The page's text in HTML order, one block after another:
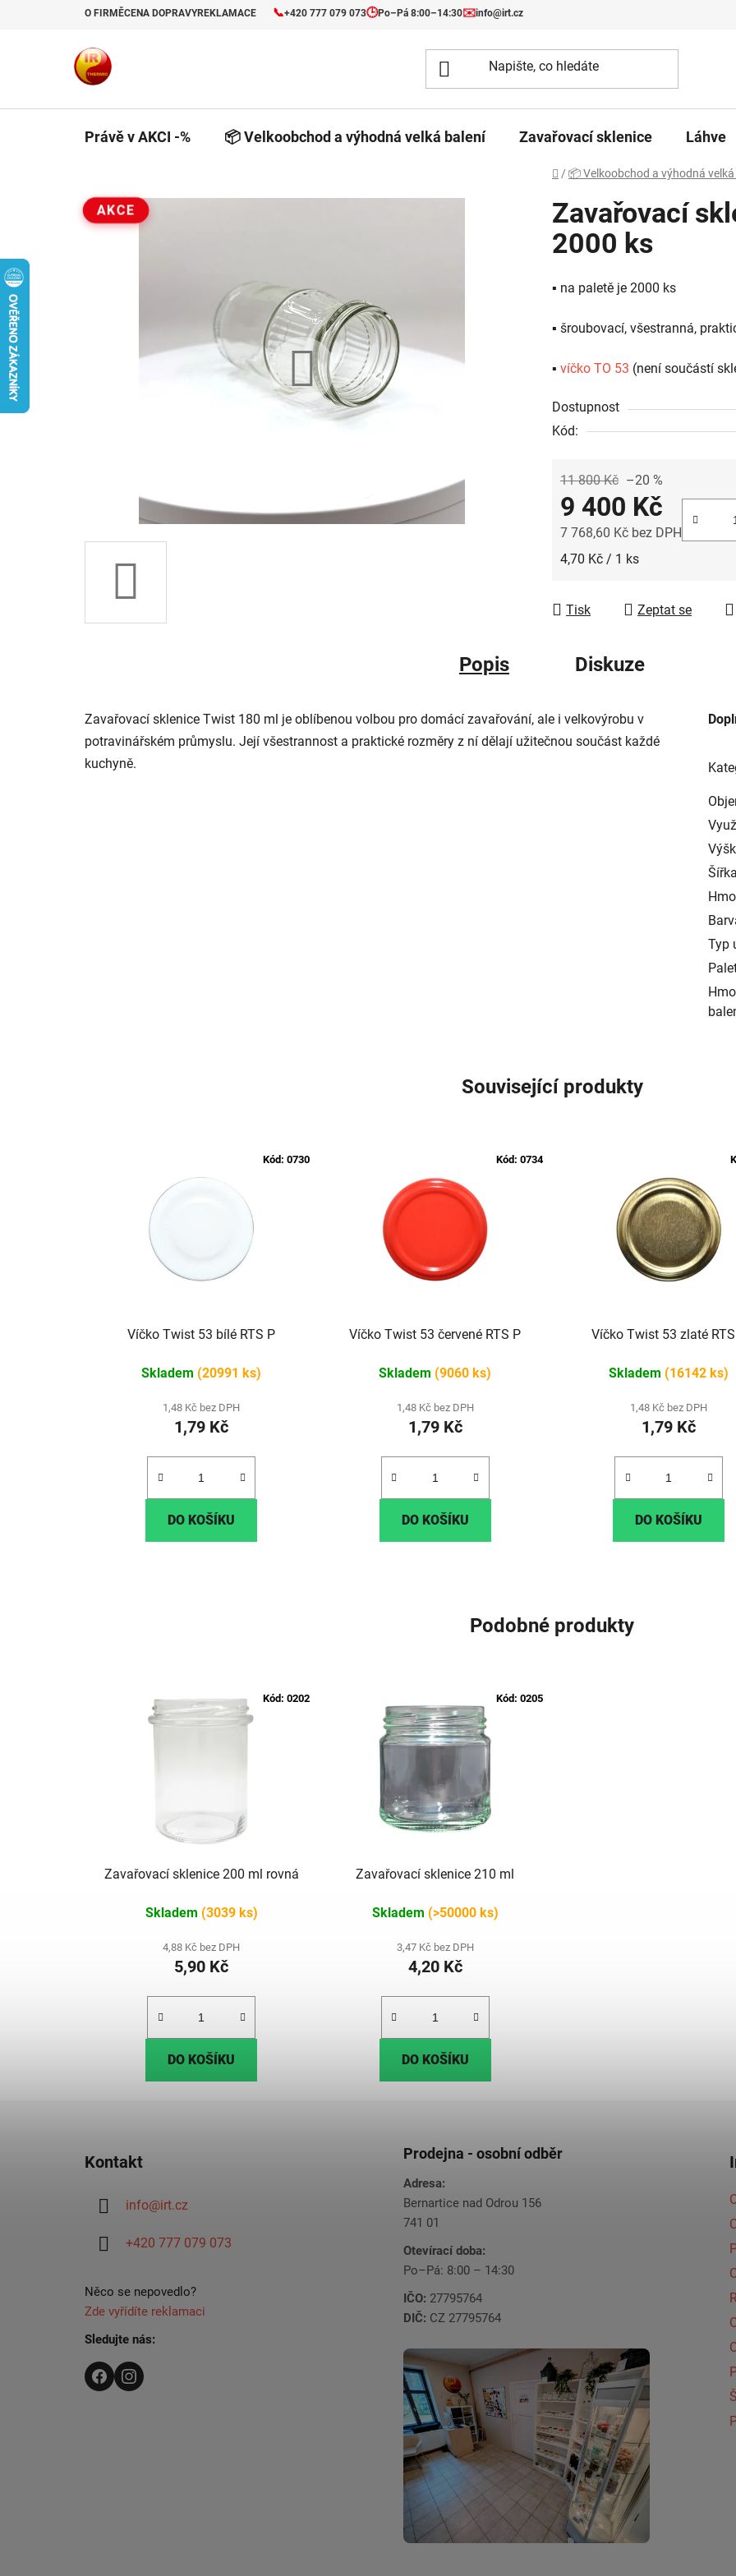
O FIRMĚCENA DOPRAVYREKLAMACE 📞+420 777 079 073🕒Po–Pá 8:00–14:30✉️info@irt.cz
Právě v AKCI -% 📦 Velkoobchod a výhodná velká balení Zavařovací sklenice Láhve
Domů
/ 📦 Velkoobchod a výhodná
Zavařovací
2000 ks
▪️ na paletě je 2000 ks
▪️ šroubovací, všestranná,
▪️ víčko TO 53 (není součástí
Dostupnost
Kód:
11 800 Kč –20 %
9 400 Kč
7 768,60 Kč bez DPH
Měrná cena:
4,70 Kč / 1 ks
Tisk Zeptat se
AKCE
Popis Diskuze
Zavařovací sklenice Twist 180 ml je oblíbenou volbou pro domácí zavařování, ale i velkovýrobu v
potravinářském průmyslu. Její všestrannost a praktické rozměry z ní dělají užitečnou součást každé
kuchyně.
Šířka
Typ
Související produkty
Víčko Twist 53 bílé RTS P
Skladem (20991 ks)
1,48 Kč bez DPH
1,79 Kč
DO KOŠÍKU
Kód: 0730
Víčko Twist 53 červené RTS P
Skladem (9060 ks)
1,48 Kč bez DPH
1,79 Kč
DO KOŠÍKU
Kód: 0734
Víčko Twist 53 zlaté
Skladem (16142 ks)
1,48 Kč bez DPH
1,79 Kč
DO KOŠÍKU
Podobné produkty
Zavařovací sklenice 200 ml rovná
Skladem (3039 ks)
4,88 Kč bez DPH
5,90 Kč
DO KOŠÍKU
Kód: 0202
Zavařovací sklenice 210 ml
Skladem (>50000 ks)
3,47 Kč bez DPH
4,20 Kč
DO KOŠÍKU
Kód: 0205
Kontakt
info@irt.cz
+420 777 079 073
Něco se nepovedlo?
Zde vyřídíte reklamaci
Sledujte nás:
Prodejna - osobní odběr
Adresa:
Bernartice nad Odrou 156
741 01
Otevírací doba:
Po–Pá: 8:00 – 14:30
IČO: 27795764
DIČ: CZ 27795764